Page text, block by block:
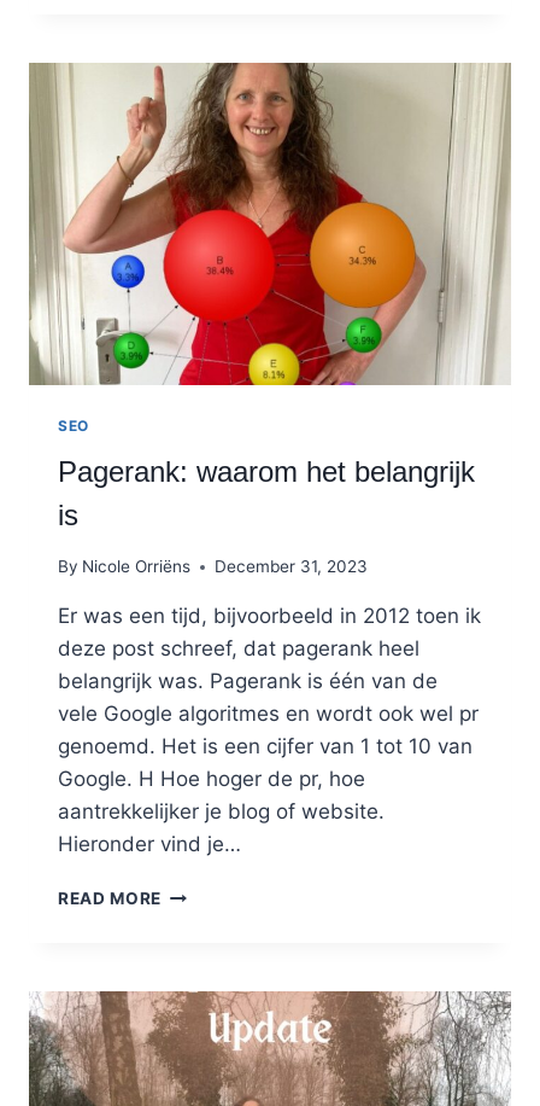
HET
ULTIEME
OVERZICHT!
UPDATE
2026
SEO
Pagerank: waarom het belangrijk
is
By Nicole Orriëns December 31, 2023
Er was een tijd, bijvoorbeeld in 2012 toen ik
deze post schreef, dat pagerank heel
belangrijk was. Pagerank is één van de
vele Google algoritmes en wordt ook wel pr
genoemd. Het is een cijfer van 1 tot 10 van
Google. H Hoe hoger de pr, hoe
aantrekkelijker je blog of website.
Hieronder vind je…
READ MORE PAGERANK:
IS